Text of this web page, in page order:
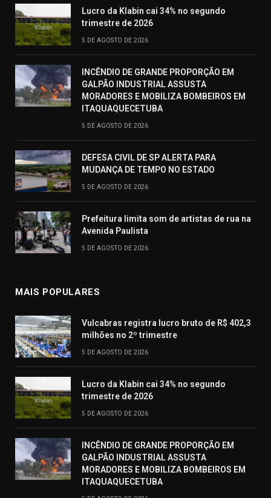
Lucro da Klabin cai 34% no segundo
trimestre de 2026
5 DE AGOSTO DE 2026
INCÊNDIO DE GRANDE PROPORÇÃO EM
GALPÃO INDUSTRIAL ASSUSTA
MORADORES E MOBILIZA BOMBEIROS EM
ITAQUAQUECETUBA
5 DE AGOSTO DE 2026
DEFESA CIVIL DE SP ALERTA PARA
MUDANÇA DE TEMPO NO ESTADO
5 DE AGOSTO DE 2026
Prefeitura limita som de artistas de rua na
Avenida Paulista
5 DE AGOSTO DE 2026
MAIS POPULARES
Vulcabras registra lucro bruto de R$ 402,3
milhões no 2º trimestre
5 DE AGOSTO DE 2026
Lucro da Klabin cai 34% no segundo
trimestre de 2026
5 DE AGOSTO DE 2026
INCÊNDIO DE GRANDE PROPORÇÃO EM
GALPÃO INDUSTRIAL ASSUSTA
MORADORES E MOBILIZA BOMBEIROS EM
ITAQUAQUECETUBA